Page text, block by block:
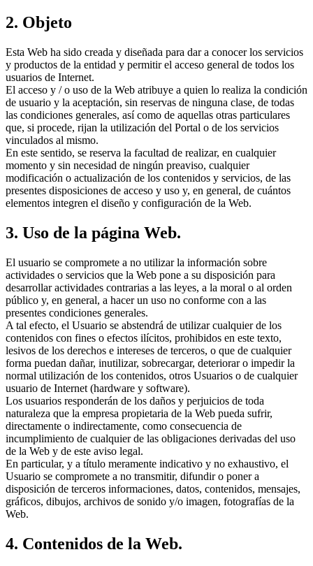
2. Objeto
Esta Web ha sido creada y diseñada para dar a conocer los servicios
y productos de la entidad y permitir el acceso general de todos los
usuarios de Internet.
El acceso y / o uso de la Web atribuye a quien lo realiza la condición
de usuario y la aceptación, sin reservas de ninguna clase, de todas
las condiciones generales, así como de aquellas otras particulares
que, si procede, rijan la utilización del Portal o de los servicios
vinculados al mismo.
En este sentido, se reserva la facultad de realizar, en cualquier
momento y sin necesidad de ningún preaviso, cualquier
modificación o actualización de los contenidos y servicios, de las
presentes disposiciones de acceso y uso y, en general, de cuántos
elementos integren el diseño y configuración de la Web.
3. Uso de la página Web.
El usuario se compromete a no utilizar la información sobre
actividades o servicios que la Web pone a su disposición para
desarrollar actividades contrarias a las leyes, a la moral o al orden
público y, en general, a hacer un uso no conforme con a las
presentes condiciones generales.
A tal efecto, el Usuario se abstendrá de utilizar cualquier de los
contenidos con fines o efectos ilícitos, prohibidos en este texto,
lesivos de los derechos e intereses de terceros, o que de cualquier
forma puedan dañar, inutilizar, sobrecargar, deteriorar o impedir la
normal utilización de los contenidos, otros Usuarios o de cualquier
usuario de Internet (hardware y software).
Los usuarios responderán de los daños y perjuicios de toda
naturaleza que la empresa propietaria de la Web pueda sufrir,
directamente o indirectamente, como consecuencia de
incumplimiento de cualquier de las obligaciones derivadas del uso
de la Web y de este aviso legal.
En particular, y a título meramente indicativo y no exhaustivo, el
Usuario se compromete a no transmitir, difundir o poner a
disposición de terceros informaciones, datos, contenidos, mensajes,
gráficos, dibujos, archivos de sonido y/o imagen, fotografías de la
Web.
4. Contenidos de la Web.